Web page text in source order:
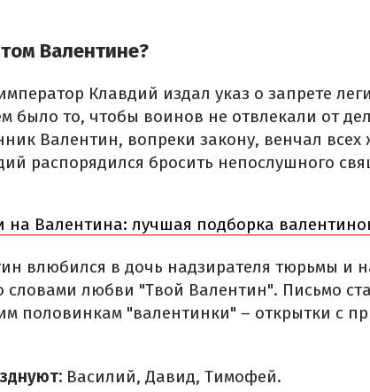
Валентине?
Клавдий издал указ о запрете
было то, чтобы воинов не отвлекали от
Валентин, вопреки закону, венчал
распорядился бросить непослушного
на Валентина: лучшая подборка
влюбился в дочь надзирателя тюрьмы и
словами любви "Твой Валентин". Письмо
половинкам "валентинки" – открытки с
Василий, Давид, Тимофей.